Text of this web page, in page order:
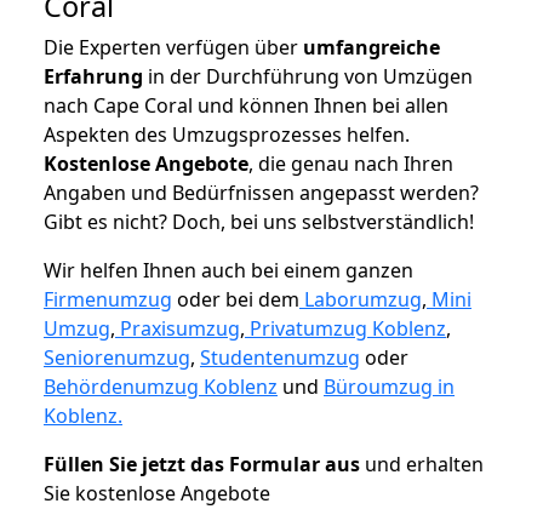
Die Experten verfügen über umfangreiche
Erfahrung in der Durchführung von Umzügen
nach Cape Coral und können Ihnen bei allen
Aspekten des Umzugsprozesses helfen.
Kostenlose Angebote, die genau nach Ihren
Angaben und Bedürfnissen angepasst werden?
Gibt es nicht? Doch, bei uns selbstverständlich!
Wir helfen Ihnen auch bei einem ganzen
Firmenumzug oder bei dem Laborumzug, Mini
Umzug, Praxisumzug, Privatumzug Koblenz,
Seniorenumzug, Studentenumzug oder
Behördenumzug Koblenz und Büroumzug in
Koblenz.
Füllen Sie jetzt das Formular aus und erhalten
Sie kostenlose Angebote